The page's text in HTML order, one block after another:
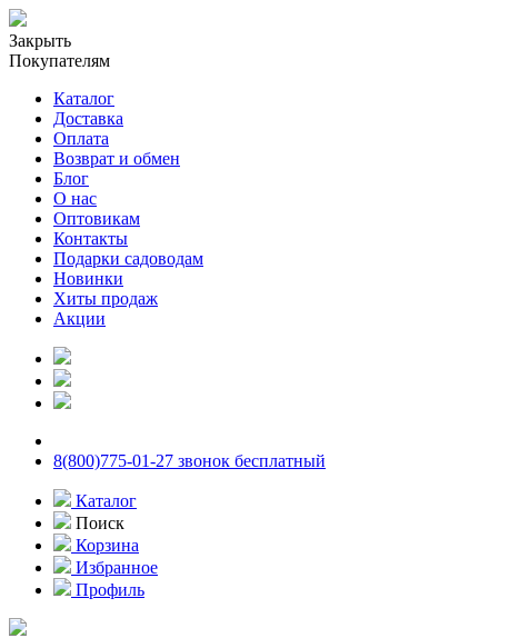
Закрыть
Покупателям
Каталог
Доставка
Оплата
Возврат и обмен
Блог
О нас
Оптовикам
Контакты
Подарки садоводам
Новинки
Хиты продаж
Акции
8(800)775-01-27 звонок бесплатный
Каталог
Поиск
Корзина
Избранное
Профиль